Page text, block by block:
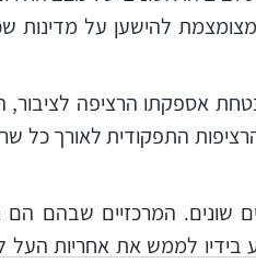
להישען על מדינות
אספקתו הרציפה לציבור,
הרציפות התפקודית לאורך
שונים. המרכזיים שבהם הם
לממש את אחריות העל